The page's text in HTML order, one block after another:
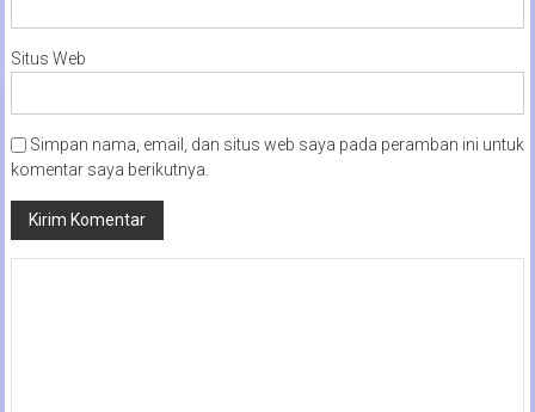
Situs Web
Simpan nama, email, dan situs web saya pada peramban ini untuk
komentar saya berikutnya.